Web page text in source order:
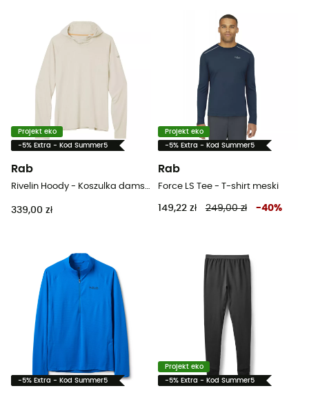
Projekt eko
-5% Extra - Kod Summer5
Rab
Rivelin Hoody - Koszulka damska
339,00 zł
Projekt eko
-5% Extra - Kod Summer5
Rab
Force LS Tee - T-shirt meski
149,22 zł 249,00 zł -40%
-5% Extra - Kod Summer5
Projekt eko
-5% Extra - Kod Summer5